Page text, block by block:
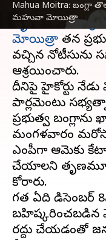
Mahua Moitra: బంగ్లా
మహువా మోయిత్రా
గత ఏడాది లోక్‌సభ
తృణమూల్ కాంగ్రెస్
మోయిత్రా తన
వచ్చిన నోటీసును
ఆశ్రయించారు.
దీనిపై హైకోర్టు
పార్లమెంటు
ప్రభుత్వ
మంగళవారం
ఎంపీగా ఆమెకు
చేయాలని
కోరారు.
గత ఏడాది డిసెంబర్
రద్దు చేయడంతో